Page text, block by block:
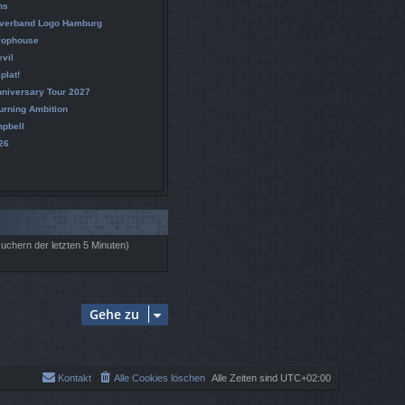
Logo Hamburg
Tour 2027
Ambition
der letzten 5 Minuten)
Gehe zu
Alle Zeiten sind UTC+02:00
Alle Cookies löschen
Kontakt